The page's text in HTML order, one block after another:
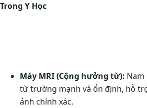
Trong Y Học
Máy MRI (Cộng hưởng từ): Nam
từ trường mạnh và ổn định, hỗ
ảnh chính xác.